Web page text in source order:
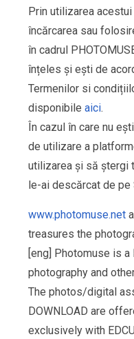
Prin utilizarea
încărcarea sau
în cadrul
înțeles și ești de
Termenilor si
disponibile aici.
În cazul în care nu
de utilizare a
utilizarea și să ștergi
le-ai descărcat de pe
www.photomuse.net
treasures the
[eng] Photomuse is
photography and
The photos/digital
DOWNLOAD are
exclusively with